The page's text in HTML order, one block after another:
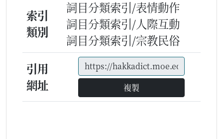
索引
類別
詞目分類索引/表情動作
詞目分類索引/人際互動
詞目分類索引/宗教民俗
引用
網址
複製